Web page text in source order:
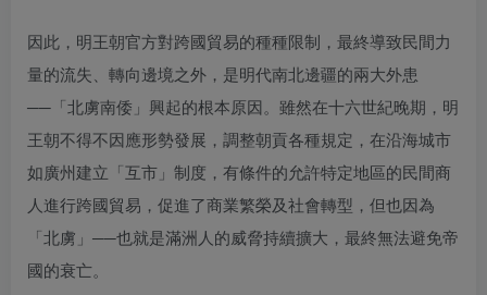
因此，明王朝官方對跨國貿易的種種限制，最終導致民間力
量的流失、轉向邊境之外，是明代南北邊疆的兩大外患
──「北虜南倭」興起的根本原因。雖然在十六世紀晚期，明
王朝不得不因應形勢發展，調整朝貢各種規定，在沿海城市
如廣州建立「互市」制度，有條件的允許特定地區的民間商
人進行跨國貿易，促進了商業繁榮及社會轉型，但也因為
「北虜」──也就是滿洲人的威脅持續擴大，最終無法避免帝
國的衰亡。